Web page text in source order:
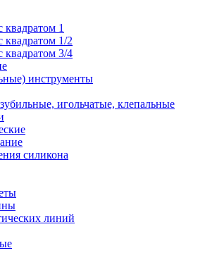
квадратом 1
квадратом 1/2
квадратом 3/4
инструменты
игольчатые, клепальные
силикона
линий